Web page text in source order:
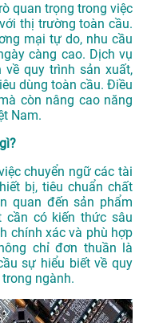
quan trọng trong việc
thị trường toàn cầu.
mại tự do, nhu cầu
càng cao. Dịch vụ
về quy trình sản xuất,
dùng toàn cầu. Điều
còn nâng cao năng
Nam.
chuyển ngữ các tài
bị, tiêu chuẩn chất
quan đến sản phẩm
cần có kiến thức sâu
chính xác và phù hợp
chỉ đơn thuần là
sự hiểu biết về quy
ngành.